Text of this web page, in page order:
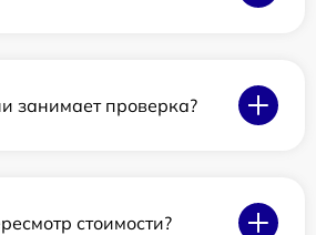
занимает проверка?
стоимости?